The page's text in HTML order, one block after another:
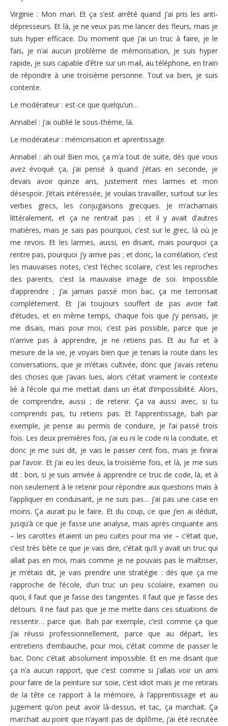
Virginie : Mon mari. Et ça s’est arrêté quand j’ai pris les anti-
dépresseurs. Et là, je ne veux pas me lancer des fleurs, mais je
suis hyper efficace. Du moment que j’ai un truc à faire, je le
fais, je n’ai aucun problème de mémorisation, je suis hyper
rapide, je suis capable d’être sur un mail, au téléphone, en train
de répondre à une troisième personne. Tout va bien, je suis
contente.
Le modérateur : est-ce que quelqu’un…
Annabel : j’ai oublié le sous-thème, là.
Le modérateur : mémorisation et aprentissage.
Annabel : ah oui! Bien moi, ça m’a tout de suite, dès que vous
avez évoqué ça, j’ai pensé à quand j’étais en seconde, je
devais avoir quinze ans, justement mes larmes et mon
désespoir. J’étais intéressée, je voulais travailler, surtout sur les
verbes grecs, les conjugaisons grecques. Je m’acharnais
littéralement, et ça ne rentrait pas ; et il y avait d’autres
matières, mais je sais pas pourquoi, c’est sur le grec, là où je
me revois. Et les larmes, aussi, en disant, mais pourquoi ça
rentre pas, pourquoi j’y arrive pas ; et donc, la corrélation, c’est
les mauvaises notes, c’est l’échec scolaire, c’est les reproches
des parents, c’est la mauvaise image de soi. Impossible
d’apprendre ; j’ai jamais passé mon bac, ça me terrorisait
complètement. Et j’ai toujours souffert de pas avoir fait
d’études, et en même temps, chaque fois que j’y pensais, je
me disais, mais pour moi, c’est pas possible, parce que je
n’arrive pas à apprendre, je ne retiens pas. Et au fur et à
mesure de la vie, je voyais bien que je tenais la route dans les
conversations, que je m’étais cultivée, donc que j’avais retenu
des choses que j’avais lues, alors c’était vraiment le contexte
lié à l’école qui me mettait dans un état d’impossibilité. Alors,
de comprendre, aussi ; de retenir. Ça va aussi avec, si tu
comprends pas, tu retiens pas. Et l’apprentissage, bah par
exemple, je pense au permis de conduire, je l’ai passé trois
fois. Les deux premières fois, j’ai eu ni le code ni la conduite, et
donc je me suis dit, je vais le passer cent fois, mais je finirai
par l’avoir. Et j’ai eu les deux, la troisième fois, et là, je me suis
dit : bon, si je suis arrivée à apprendre ce truc de code, là, et à
non seulement à le retenir pour répondre aux questions mais à
l’appliquer en conduisant, je ne suis pas… j’ai pas une case en
moins. Ça aurait pu le faire. Et du coup, ce que j’en ai déduit,
jusqu’à ce que je fasse une analyse, mais après cinquante ans
– les carottes étaient un peu cuites pour ma vie – c’était que,
c’est très bête ce que je vais dire, c’était qu’il y avait un truc qui
allait pas en moi, mais comme je ne pouvais pas le maîtriser,
je m’étais dit, je vais prendre une stratégie : dès que ça me
rapproche de l’école, d’un truc un peu scolaire, examen ou
quoi, il faut que je fasse des tangentes. Il faut que je fasse des
détours. Il ne faut pas que je me mette dans ces situations de
ressentir… parce que. Bah par exemple, c’est comme ça que
j’ai réussi professionnellement, parce que au départ, les
entretiens d’embauche, pour moi, c’était comme de passer le
bac. Donc c’était absolument impossible. Et en me disant que
ça n’a aucun rapport, que c’est comme si j’allais voir un ami
pour faire de la peinture sur soie, c’est idiot mais je me retirais
de la tête ce rapport à la mémoire, à l’apprentissage et au
jugement qu’on peut avoir là-dessus, et tac, ça marchait. Ça
marchait au point que n’ayant pas de diplôme, j’ai été recrutée